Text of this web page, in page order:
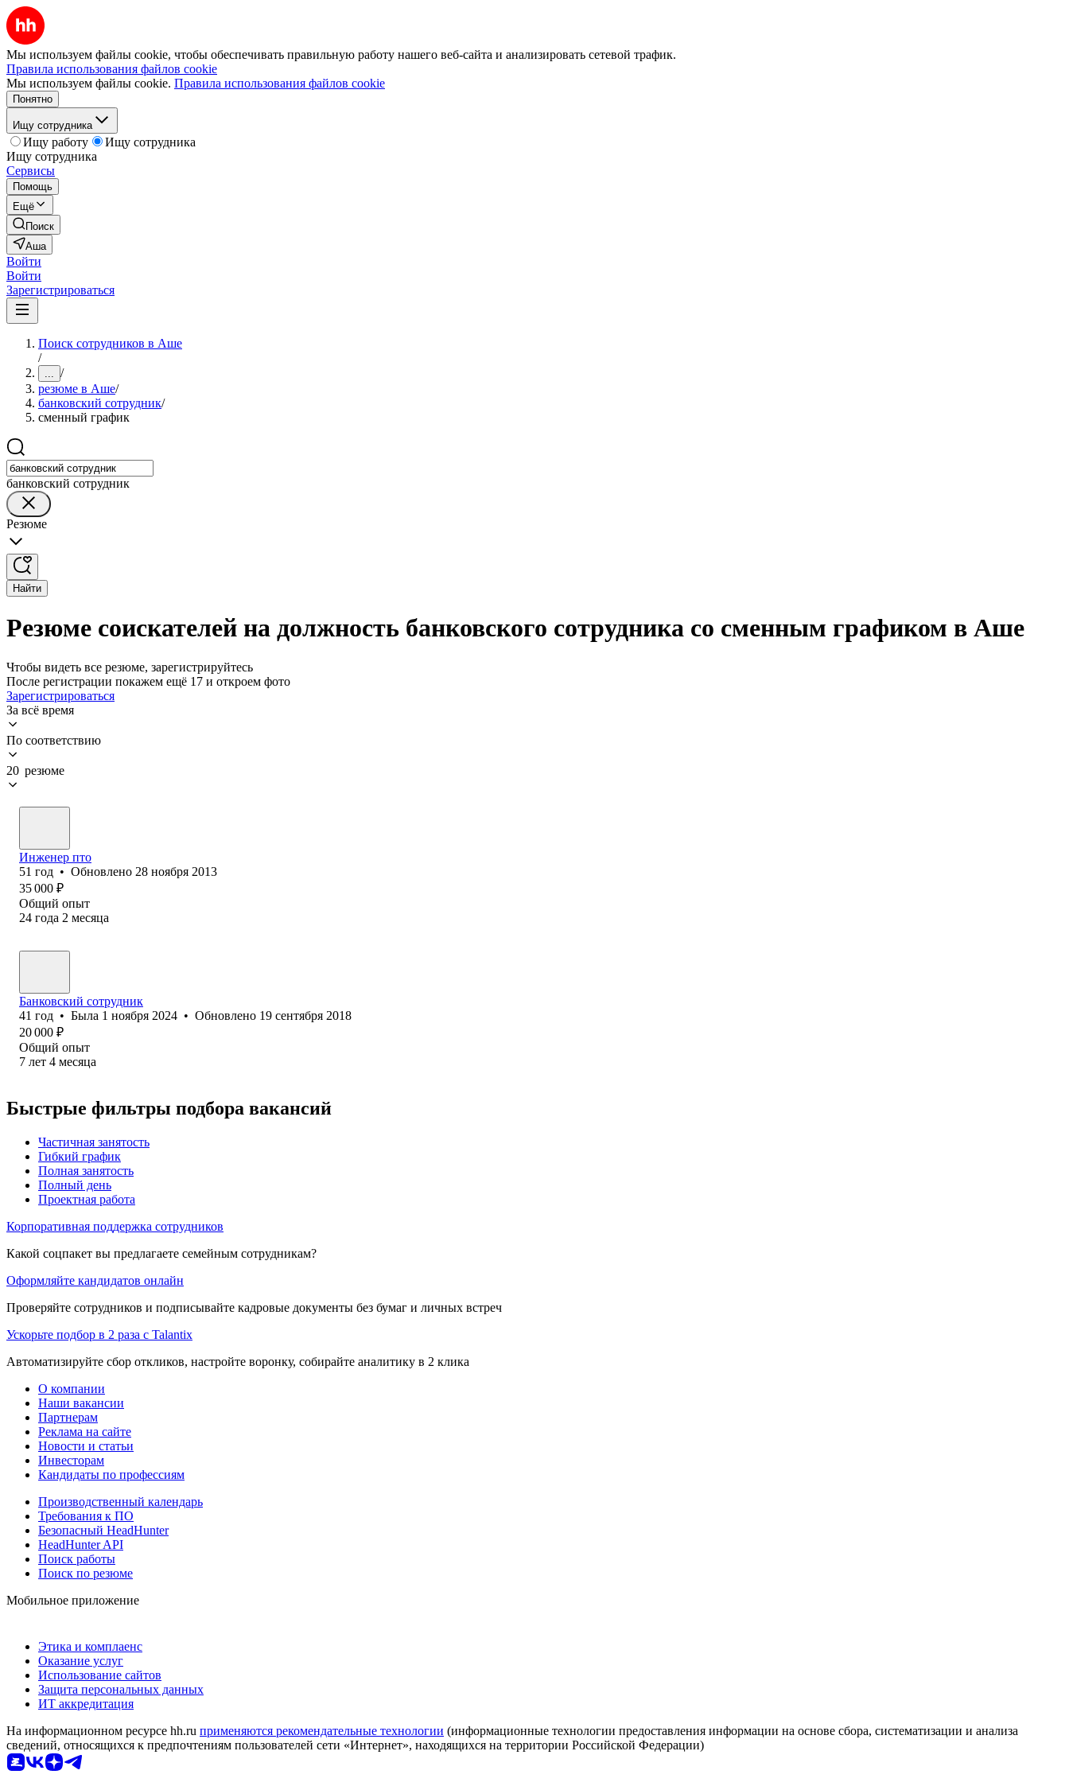
Мы используем файлы cookie, чтобы обеспечивать правильную работу нашего веб-сайта и анализировать сетевой трафик.
Правила использования файлов cookie
Мы используем файлы cookie. Правила использования файлов cookie
Понятно
Ищу сотрудника
Ищу работу
Ищу сотрудника
Ищу сотрудника
Сервисы
Помощь
Ещё
Поиск
Аша
Войти
Войти
Зарегистрироваться
Поиск сотрудников в Аше
/
... /
резюме в Аше/
банковский сотрудник/
сменный график
банковский сотрудник
Резюме
Найти
Резюме соискателей на должность банковского сотрудника со сменным графиком в Аше
Чтобы видеть все резюме, зарегистрируйтесь
После регистрации покажем ещё 17 и откроем фото
Зарегистрироваться
За всё время
По соответствию
20 резюме
Инженер пто
51 год • Обновлено 28 ноября 2013
35 000 ₽
Общий опыт
24 года 2 месяца
Банковский сотрудник
41 год • Была 1 ноября 2024 • Обновлено 19 сентября 2018
20 000 ₽
Общий опыт
7 лет 4 месяца
Быстрые фильтры подбора вакансий
Частичная занятость
Гибкий график
Полная занятость
Полный день
Проектная работа
Корпоративная поддержка сотрудников
Какой соцпакет вы предлагаете семейным сотрудникам?
Оформляйте кандидатов онлайн
Проверяйте сотрудников и подписывайте кадровые документы без бумаг и личных встреч
Ускорьте подбор в 2 раза с Talantix
Автоматизируйте сбор откликов, настройте воронку, собирайте аналитику в 2 клика
О компании
Наши вакансии
Партнерам
Реклама на сайте
Новости и статьи
Инвесторам
Кандидаты по профессиям
Производственный календарь
Требования к ПО
Безопасный HeadHunter
HeadHunter API
Поиск работы
Поиск по резюме
Мобильное приложение
Этика и комплаенс
Оказание услуг
Использование сайтов
Защита персональных данных
ИТ аккредитация
На информационном ресурсе hh.ru применяются рекомендательные технологии (информационные технологии предоставления информации на основе сбора, систематизации и анализа
сведений, относящихся к предпочтениям пользователей сети «Интернет», находящихся на территории Российской Федерации)